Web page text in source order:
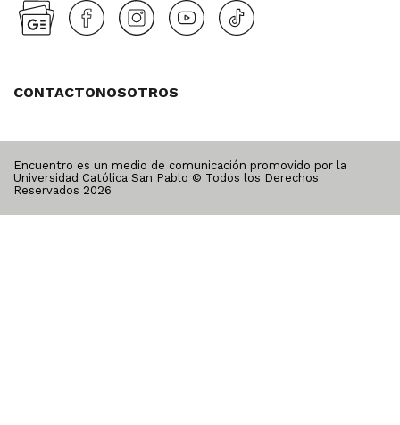
CONTACTONOSOTROS
Encuentro es un medio de comunicación promovido por la
Universidad Católica San Pablo © Todos los Derechos
Reservados 2026